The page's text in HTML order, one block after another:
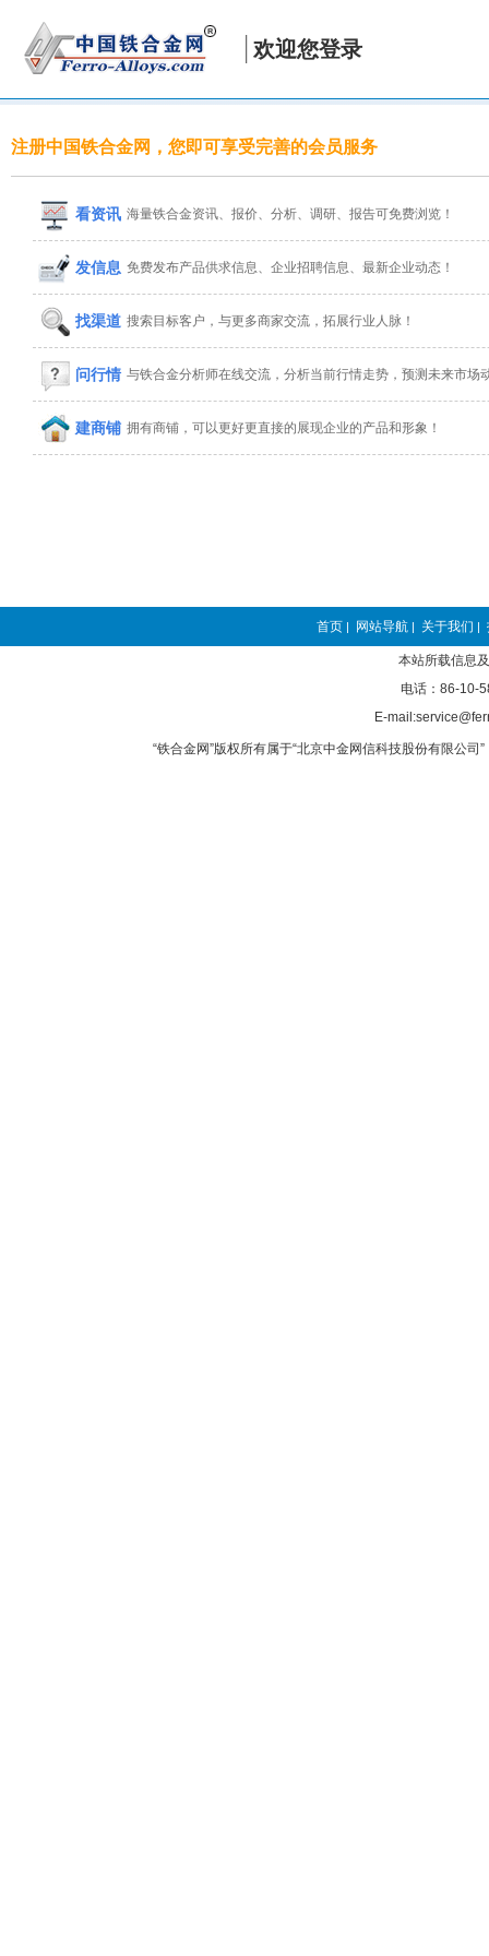
欢迎您登录
注册中国铁合金网，您即可享受完善的会员服务
看资讯 海量铁合金资讯、报价、分析、调研、报告可免费浏览！
发信息 免费发布产品供求信息、企业招聘信息、最新企业动态！
找渠道 搜索目标客户，与更多商家交流，拓展行业人脉！
问行情 与铁合金分析师在线交流，分析当前行情走势，预测未来市场
建商铺 拥有商铺，可以更好更直接的展现企业的产品和形象！
首页 | 网站导航 | 关于我们 |
本站所载信息
电话：86-10-
E-
“铁合金网”版权所有属于“北京中金网信科技股份有限公司